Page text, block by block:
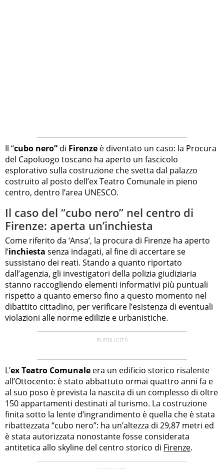
Il “cubo nero” di Firenze è diventato un caso: la Procura
del Capoluogo toscano ha aperto un fascicolo
esplorativo sulla costruzione che svetta dal palazzo
costruito al posto dell’ex Teatro Comunale in pieno
centro, dentro l’area UNESCO.
Il caso del “cubo nero” nel centro di
Firenze: aperta un’inchiesta
Come riferito da ‘Ansa’, la procura di Firenze ha aperto
l’inchiesta senza indagati, al fine di accertare se
sussistano dei reati. Stando a quanto riportato
dall’agenzia, gli investigatori della polizia giudiziaria
stanno raccogliendo elementi informativi più puntuali
rispetto a quanto emerso fino a questo momento nel
dibattito cittadino, per verificare l’esistenza di eventuali
violazioni alle norme edilizie e urbanistiche.
L’ex Teatro Comunale era un edificio storico risalente
all’Ottocento: è stato abbattuto ormai quattro anni fa e
al suo poso è prevista la nascita di un complesso di oltre
150 appartamenti destinati al turismo. La costruzione
finita sotto la lente d’ingrandimento è quella che è stata
ribattezzata “cubo nero”: ha un’altezza di 29,87 metri ed
è stata autorizzata nonostante fosse considerata
antitetica allo skyline del centro storico di Firenze.